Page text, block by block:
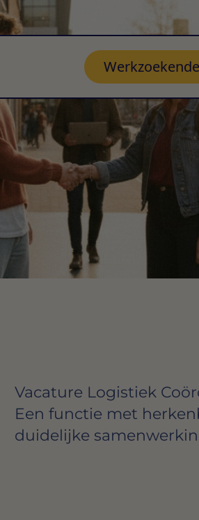
Werkzoekende
Vacature Logistiek
Een functie met
duidelijke